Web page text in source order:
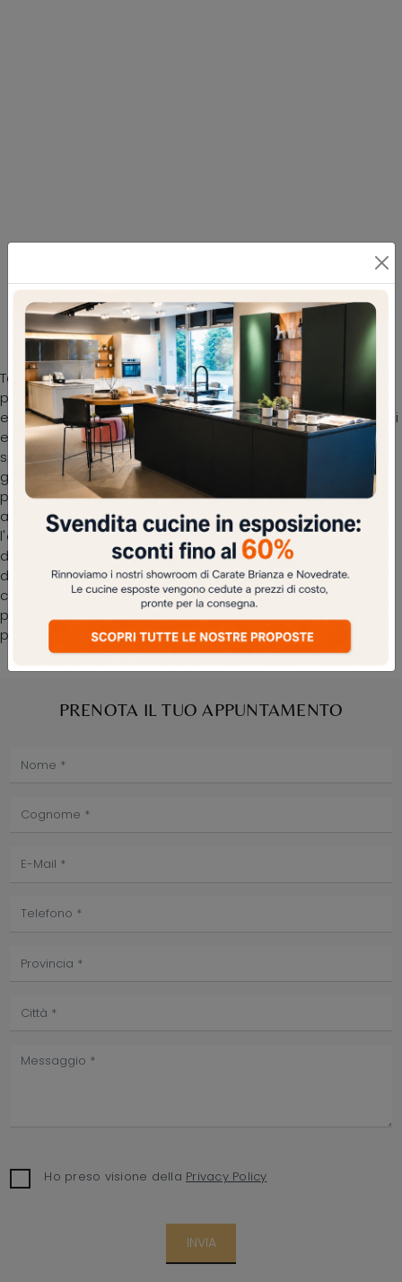
tavolini in gres e complementi d'arredo
moderni per customizzare i tuoi spazi: il
modello Piramide Gres ti attende
Tavolino Piramide Gres di Maconi in gres: aggiungerà
personalità e fascino a un interno ammobiliato con mobili
ed elementi accessori dai richiami moderni. Complementi
e tavolini personalizzano l'arredo di casa, occupando lo
spazio in maniera utile e rendendolo accogliente e di
grande valore estetico. Particolarmente versatili e
plurifunzionali, i Complementi moderni in gres rispondono
a funzioni disparate: ultimano le doti di praticità e
l'estetica del locale. Nel nostro showroom potrai vedere
dal vivo l'eccellenza dei modelli di tavolini moderni in gres
del marchio, proprio come questa soluzione in foto. Le
composizioni di charme del marchio Maconi
personalizzano l'ambiente con colore e stile, ricreando
particolari atmosfere arredative.
PRENOTA IL TUO APPUNTAMENTO
Ho preso visione della Privacy Policy
INVIA